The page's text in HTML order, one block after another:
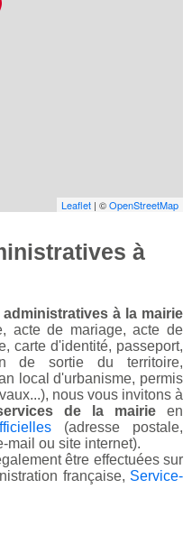
Leaflet | ©OpenStreetMap
à
à la mairie
acte de mariage, acte de
carte d'identité, passeport,
de sortie du territoire,
local d'urbanisme, permis
nous vous invitons à
de la mairie en
(adresse postale,
mail ou site internet).
être effectuées sur
française, Service-